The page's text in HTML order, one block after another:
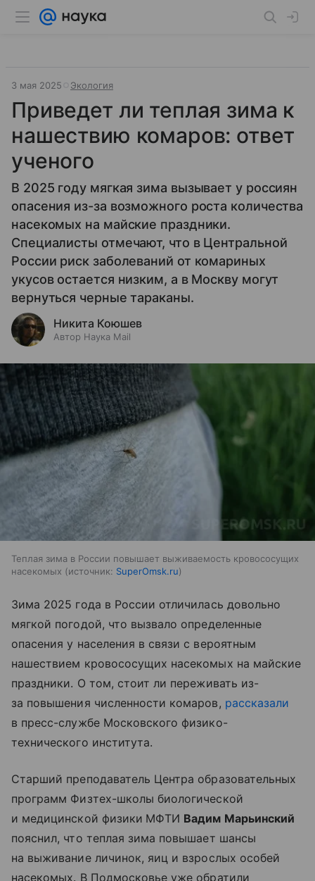
3 мая 2025 Экология
Приведет ли теплая зима к
нашествию комаров: ответ
ученого
В 2025 году мягкая зима вызывает у россиян
опасения из-за возможного роста количества
насекомых на майские праздники.
Специалисты отмечают, что в Центральной
России риск заболеваний от комариных
укусов остается низким, а в Москву могут
вернуться черные тараканы.
Никита Коюшев
Автор Наука Mail
Теплая зима в России повышает выживаемость кровососущих
насекомых
источник: SuperOmsk.ru
Зима 2025 года в России отличилась довольно
мягкой погодой, что вызвало определенные
опасения у населения в связи с вероятным
нашествием кровососущих насекомых на майские
праздники. О том, стоит ли переживать из-
за повышения численности комаров, рассказали
в пресс-службе Московского физико-
технического института.
Старший преподаватель Центра образовательных
программ Физтех-школы биологической
и медицинской физики МФТИ Вадим Марьинский
пояснил, что теплая зима повышает шансы
на выживание личинок, яиц и взрослых особей
насекомых. В Подмосковье уже обратили